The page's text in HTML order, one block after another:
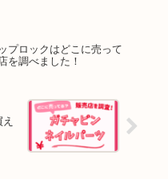
プロックはどこに売って
を調べました！